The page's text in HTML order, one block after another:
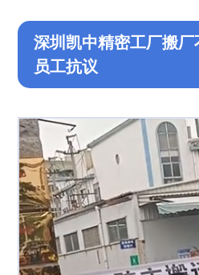
深圳凯中精密工厂搬
员工抗议